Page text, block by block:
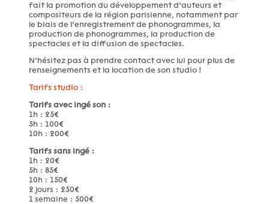
fait la promotion du développement d’auteurs et
compositeurs de la région parisienne, notamment par
le biais de l’enregistrement de phonogrammes, la
production de phonogrammes, la production de
spectacles et la diffusion de spectacles.
N’hésitez pas à prendre contact avec lui pour plus de
renseignements et la location de son studio !
Tarifs studio :
Tarifs avec ingé son :
1h : 25€
5h : 100€
10h : 200€
Tarifs sans ingé :
1h : 20€
5h : 85€
10h : 150€
2 jours : 250€
1 semaine : 500€